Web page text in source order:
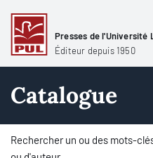
Presses de l'Université
Éditeur depuis 1950
Catalogue
Rechercher un ou des mots-